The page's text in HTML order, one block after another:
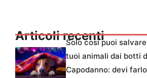
Articoli recenti
Solo così puoi
tuoi animali dai botti
Capodanno: devi farlo